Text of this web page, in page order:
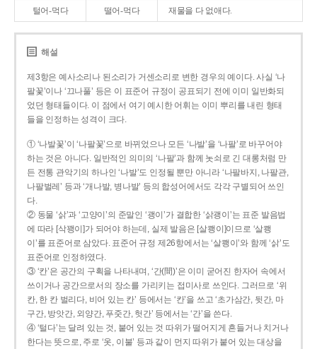
털어-먹다 떨어-먹다 재물을 다 없애다.
해설
제3항은 예사소리나 된소리가 거센소리로 변한 경우의 예이다. 사실 ‘나
팔꽃’이나 ‘끄나풀’ 등은 이 표준어 규정이 공표되기 전에 이미 일반화되
었던 형태들이다. 이 점에서 여기 예시한 어휘는 이미 뿌리를 내린 형태
들을 인정하는 성격이 크다.
① ‘나발꽃’이 ‘나팔꽃’으로 바뀌었으나 모든 ‘나발’을 ‘나팔’로 바꾸어야
하는 것은 아니다. 일반적인 의미의 ‘나팔’과 함께 놋쇠로 긴 대롱처럼 만
든 전통 관악기의 하나인 ‘나발’도 인정될 뿐만 아니라 ‘나팔바지, 나팔관,
나팔벌레’ 등과 ‘개나발, 병나발’ 등의 합성어에서도 각각 구별되어 쓰인
다.
② 동물 ‘삵’과 ‘고양이’의 준말인 ‘괭이’가 결합한 ‘삵괭이’는 표준 발음법
에 따라 [삭꽹이]가 되어야 하는데, 실제 발음은 [살쾡이]이므로 ‘살쾡
이’를 표준어로 삼았다. 표준어 규정 제26항에서는 ‘살쾡이’와 함께 ‘삵’도
표준어로 인정하였다.
③ ‘칸’은 공간의 구획을 나타내며, ‘간(間)’은 이미 굳어진 한자어 속에서
쓰이거나 공간으로서의 장소를 가리키는 접미사로 쓰인다. 그러므로 ‘위
칸, 한 칸 벌리다, 비어 있는 칸’ 등에서는 ‘칸’을 쓰고 ‘초가삼간, 뒷간, 마
구간, 방앗간, 외양간, 푸줏간, 헛간’ 등에서는 ‘간’을 쓴다.
④ ‘털다’는 달려 있는 것, 붙어 있는 것 따위가 떨어지게 흔들거나 치거나
한다는 뜻으로, 주로 ‘옷, 이불’ 등과 같이 먼지 따위가 붙어 있는 대상을